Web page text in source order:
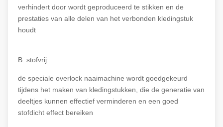
verhindert door wordt geproduceerd te stikken en de
prestaties van alle delen van het verbonden kledingstuk
houdt
B. stofvrij:
de speciale overlock naaimachine wordt goedgekeurd
tijdens het maken van kledingstukken, die de generatie van
deeltjes kunnen effectief verminderen en een goed
stofdicht effect bereiken